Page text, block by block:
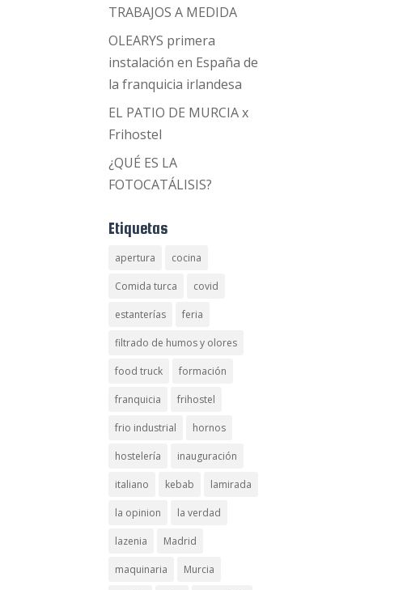
TRABAJOS A MEDIDA
OLEARYS primera
instalación en España de
la franquicia irlandesa
EL PATIO DE MURCIA x
Frihostel
¿QUÉ ES LA
FOTOCATÁLISIS?
Etiquetas
apertura cocina
Comida turca covid
estanterías feria
filtrado de humos y olores
food truck formación
franquicia frihostel
frio industrial hornos
hostelería inauguración
italiano kebab lamirada
la opinion la verdad
lazenia Madrid
maquinaria Murcia